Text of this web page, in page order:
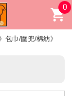
0
包巾/圍兜/棉紡
✖